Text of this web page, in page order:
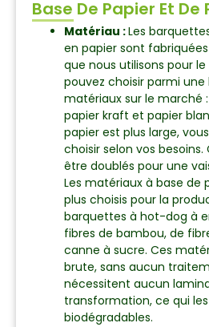
Base De Papier Et De
Matériau :Les
en papier sont
que nous utilisons pour
pouvez choisir parmi
matériaux sur le marché
papier kraft et papier
papier est plus large,
choisir selon vos
être doublés pour une
Les matériaux à base de
plus choisis pour la
barquettes à hot-dog à
fibres de bambou, de
canne à sucre. Ces
brute, sans aucun
nécessitent aucun
transformation, ce qui
biodégradables.